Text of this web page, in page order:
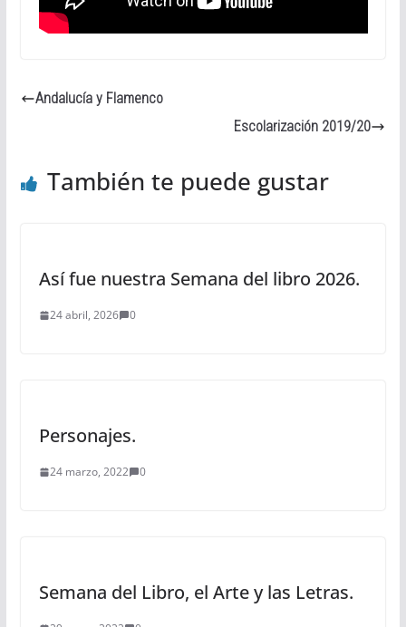
Andalucía y Flamenco
Escolarización 2019/20
También te puede gustar
Así fue nuestra Semana del libro 2026.
24 abril, 2026 0
Personajes.
24 marzo, 2022 0
Semana del Libro, el Arte y las Letras.